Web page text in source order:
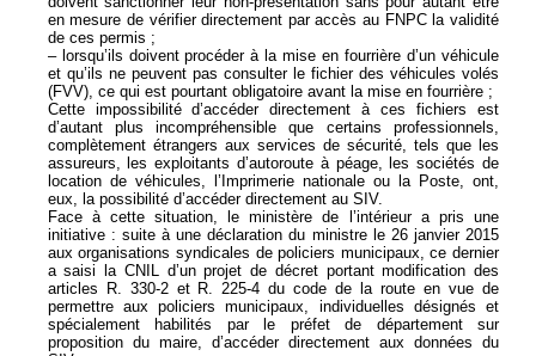
en mesure de vérifier directement par accès au FNPC la validité
de ces permis ;
– lorsqu’ils doivent procéder à la mise en fourrière d’un véhicule
et qu’ils ne peuvent pas consulter le fichier des véhicules volés
(FVV), ce qui est pourtant obligatoire avant la mise en fourrière ;
Cette impossibilité d’accéder directement à ces fichiers est
d’autant plus incompréhensible que certains professionnels,
complètement étrangers aux services de sécurité, tels que les
assureurs, les exploitants d’autoroute à péage, les sociétés de
location de véhicules, l’Imprimerie nationale ou la Poste, ont,
eux, la possibilité d’accéder directement au SIV.
Face à cette situation, le ministère de l’intérieur a pris une
initiative : suite à une déclaration du ministre le 26 janvier 2015
aux organisations syndicales de policiers municipaux, ce dernier
a saisi la CNIL d’un projet de décret portant modification des
articles R. 330-2 et R. 225-4 du code de la route en vue de
permettre aux policiers municipaux, individuelles désignés et
spécialement habilités par le préfet de département sur
proposition du maire, d’accéder directement aux données du